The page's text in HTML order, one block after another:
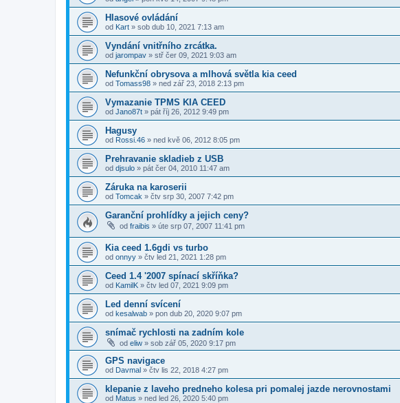
Hlasové ovládání
od Kart » sob dub 10, 2021 7:13 am
Vyndání vnitřního zrcátka.
od jarompav » stř čer 09, 2021 9:03 am
Nefunkční obrysova a mlhová světla kia ceed
od Tomass98 » ned zář 23, 2018 2:13 pm
Vymazanie TPMS KIA CEED
od Jano87t » pát říj 26, 2012 9:49 pm
Hagusy
od Rossi.46 » ned kvě 06, 2012 8:05 pm
Prehravanie skladieb z USB
od djsulo » pát čer 04, 2010 11:47 am
Záruka na karoserii
od Tomcak » čtv srp 30, 2007 7:42 pm
Garanční prohlídky a jejich ceny?
od fraibis » úte srp 07, 2007 11:41 pm
Kia ceed 1.6gdi vs turbo
od onnyy » čtv led 21, 2021 1:28 pm
Ceed 1.4 '2007 spínací skříňka?
od KamilK » čtv led 07, 2021 9:09 pm
Led denní svícení
od kesalwab » pon dub 20, 2020 9:07 pm
snímač rychlosti na zadním kole
od eliw » sob zář 05, 2020 9:17 pm
GPS navigace
od Davmal » čtv lis 22, 2018 4:27 pm
klepanie z laveho predneho kolesa pri pomalej jazde nerovnostami
od Matus » ned led 26, 2020 5:40 pm